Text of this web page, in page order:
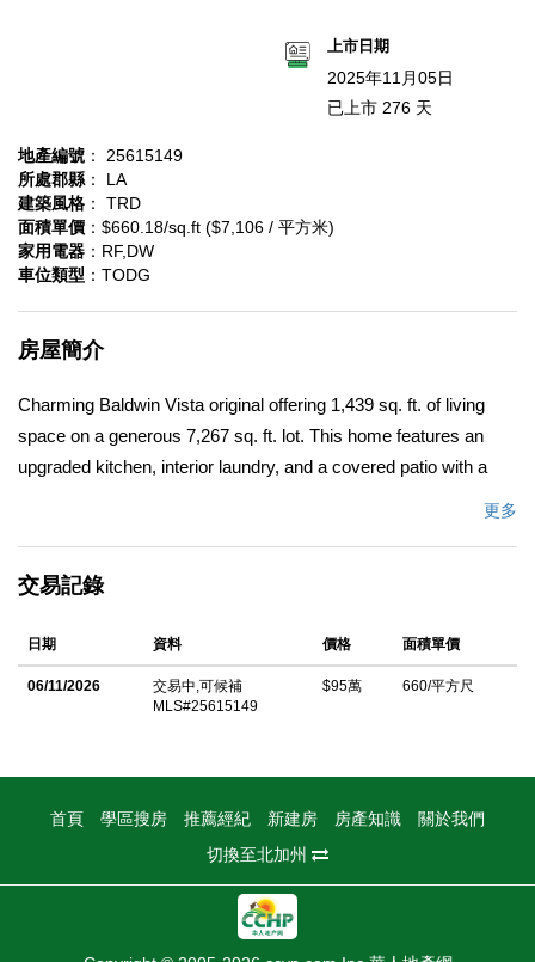
上市日期
2025年11月05日
已上市 276 天
地產編號 ： 25615149
所處郡縣 ： LA
建築風格 ： TRD
面積單價 ：$660.18/sq.ft ($7,106 / 平方米)
家用電器 ：RF,DW
車位類型 ：TODG
房屋簡介
Charming Baldwin Vista original offering 1,439 sq. ft. of living
space on a generous 7,267 sq. ft. lot. This home features an
upgraded kitchen, interior laundry, and a covered patio with a
future expansion. Whether you're an owner-occupant looking to
renovation project, this property offers endless possibilities in
one of Baldwin Vista's most desirable pockets. This home is
being sold as-is in its current condition. Call today for a private
更多
交易記錄
日期 資料 價格 面積單價
06/11/2026
交易中,可候補
MLS#25615149
$95萬 660/平方尺
首頁 學區搜房 推薦經紀 新建房 房產知識
關於我們
切換至北加州